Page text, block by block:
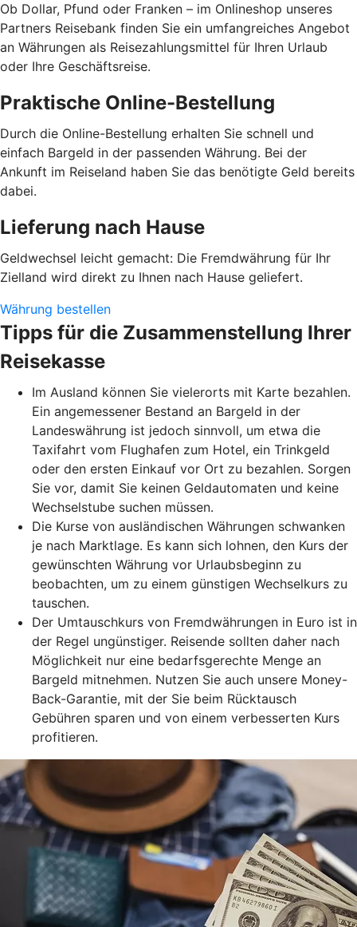
Ob Dollar, Pfund oder Franken – im Onlineshop unseres
Partners Reisebank finden Sie ein umfangreiches Angebot
an Währungen als Reisezahlungsmittel für Ihren Urlaub
oder Ihre Geschäftsreise.
Praktische Online-Bestellung
Durch die Online-Bestellung erhalten Sie schnell und
einfach Bargeld in der passenden Währung. Bei der
Ankunft im Reiseland haben Sie das benötigte Geld bereits
dabei.
Lieferung nach Hause
Geldwechsel leicht gemacht: Die Fremdwährung für Ihr
Zielland wird direkt zu Ihnen nach Hause geliefert.
Währung bestellen
Tipps für die Zusammenstellung Ihrer
Reisekasse
Im Ausland können Sie vielerorts mit Karte bezahlen.
Ein angemessener Bestand an Bargeld in der
Landeswährung ist jedoch sinnvoll, um etwa die
Taxifahrt vom Flughafen zum Hotel, ein Trinkgeld
oder den ersten Einkauf vor Ort zu bezahlen. Sorgen
Sie vor, damit Sie keinen Geldautomaten und keine
Wechselstube suchen müssen.
Die Kurse von ausländischen Währungen schwanken
je nach Marktlage. Es kann sich lohnen, den Kurs der
gewünschten Währung vor Urlaubsbeginn zu
beobachten, um zu einem günstigen Wechselkurs zu
tauschen.
Der Umtauschkurs von Fremdwährungen in Euro ist in
der Regel ungünstiger. Reisende sollten daher nach
Möglichkeit nur eine bedarfsgerechte Menge an
Bargeld mitnehmen. Nutzen Sie auch unsere Money-
Back-Garantie, mit der Sie beim Rücktausch
Gebühren sparen und von einem verbesserten Kurs
profitieren.